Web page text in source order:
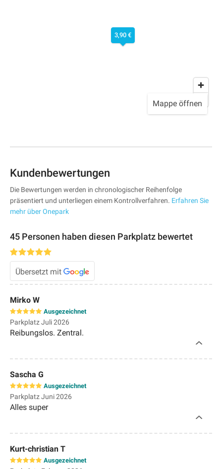
3,90 €
Mappe öffnen
Kundenbewertungen
Die Bewertungen werden in chronologischer Reihenfolge
präsentiert und unterliegen einem Kontrollverfahren. Erfahren Sie
mehr über Onepark
45 Personen haben diesen Parkplatz bewertet
Übersetzt mit
Mirko W
Ausgezeichnet
Parkplatz Juli 2026
Reibungslos. Zentral.
Sascha G
Ausgezeichnet
Parkplatz Juni 2026
Alles super
Kurt-christian T
Ausgezeichnet